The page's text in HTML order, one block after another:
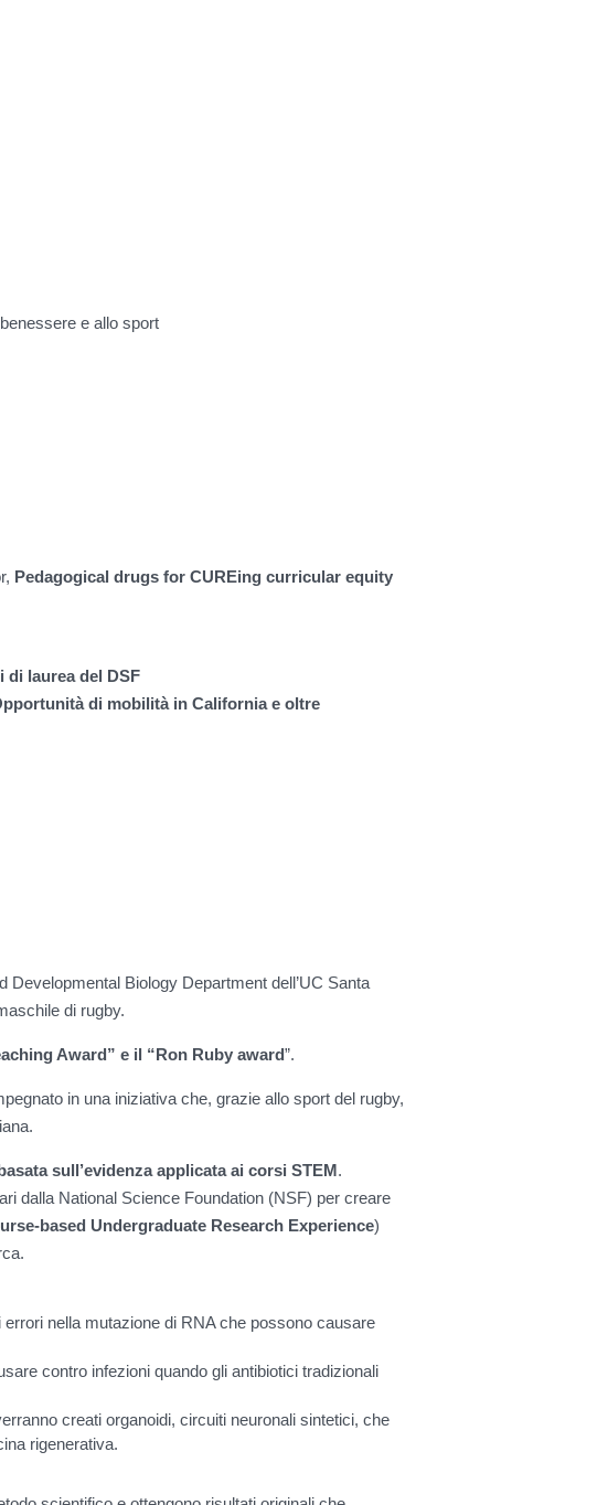
e allo sport
Pedagogical drugs for CUREing curricular equity
di laurea del DSF
di mobilità in California e oltre
Biology Department dell’UC Santa
di rugby.
Award” e il “Ron Ruby award”.
in una iniziativa che, grazie allo sport del rugby,
sull’evidenza applicata ai corsi STEM.
dalla National Science Foundation (NSF) per creare
based Undergraduate Research Experience)
nella mutazione di RNA che possono causare
contro infezioni quando gli antibiotici tradizionali
creati organoidi, circuiti neuronali sintetici, che
rigenerativa.